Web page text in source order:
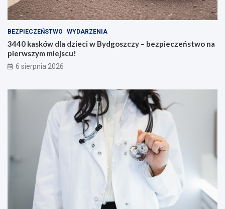
BEZPIECZEŃSTWO WYDARZENIA
3440 kasków dla dzieci w Bydgoszczy – bezpieczeństwo na
pierwszym miejscu!
6 sierpnia 2026